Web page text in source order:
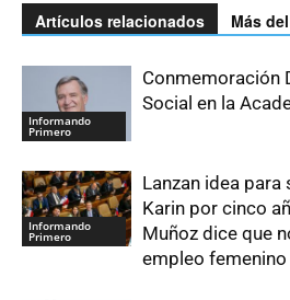
Artículos relacionados Más
Informando
Primero
Conmemoración
Social en la
Informando
Primero
Lanzan idea para
Karin por cinco
Muñoz dice que
empleo femenino